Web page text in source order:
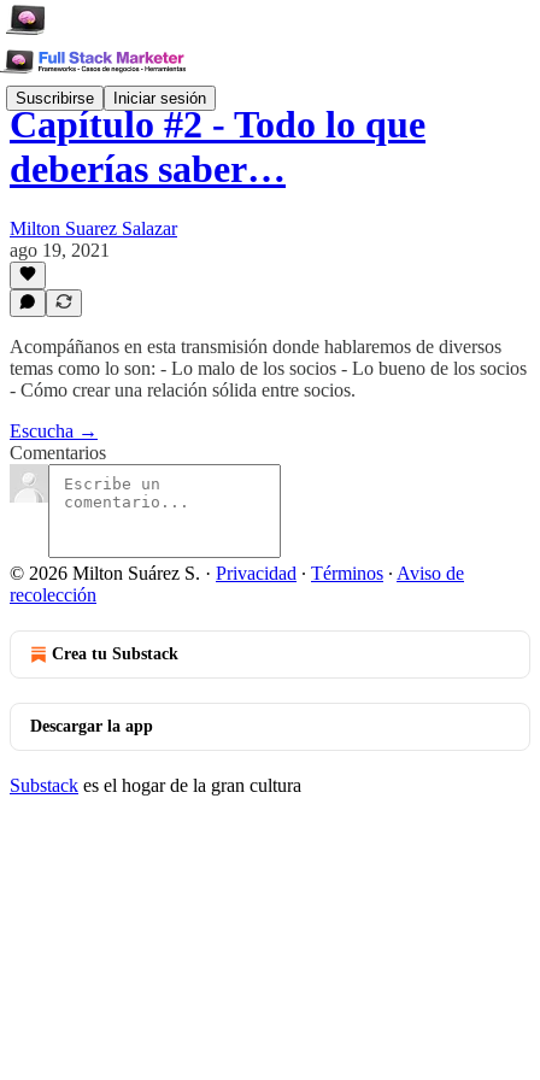
Suscribirse Iniciar sesión
Capítulo #2 - Todo lo que
deberías saber…
Milton Suarez Salazar
ago 19, 2021
Acompáñanos en esta transmisión donde hablaremos de diversos
temas como lo son: - Lo malo de los socios - Lo bueno de los socios
- Cómo crear una relación sólida entre socios.
Escucha →
Comentarios
© 2026 Milton Suárez S. · Privacidad ∙ Términos ∙ Aviso de
recolección
Crea tu Substack
Descargar la app
Substack es el hogar de la gran cultura